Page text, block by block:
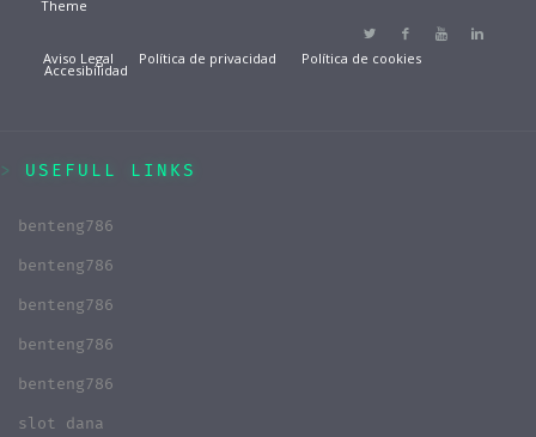
Theme
Aviso Legal Política de privacidad Política de cookies
Accesibilidad
USEFULL LINKS
benteng786
benteng786
benteng786
benteng786
benteng786
slot dana